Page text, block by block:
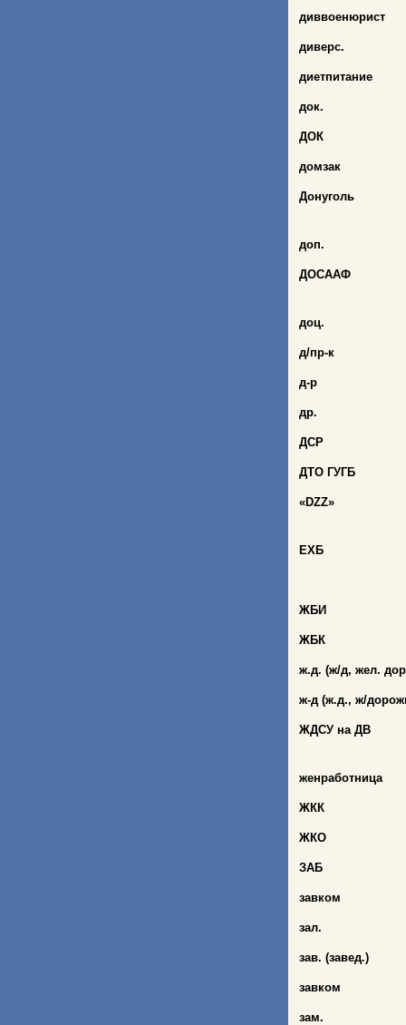
диввоенюрист
диверс.
диетпитание
док.
ДОК
домзак
Донуголь
доп.
ДОСААФ
доц.
д/пр-к
д-р
др.
ДСР
ДТО ГУГБ
«DZZ»
ЕХБ
ЖБИ
ЖБК
ж.д. (ж/д, жел.
ж-д (ж.д., ж/
ЖДСУ на ДВ
женработница
ЖКК
ЖКО
ЗАБ
завком
зал.
зав. (завед.)
завком
зам.